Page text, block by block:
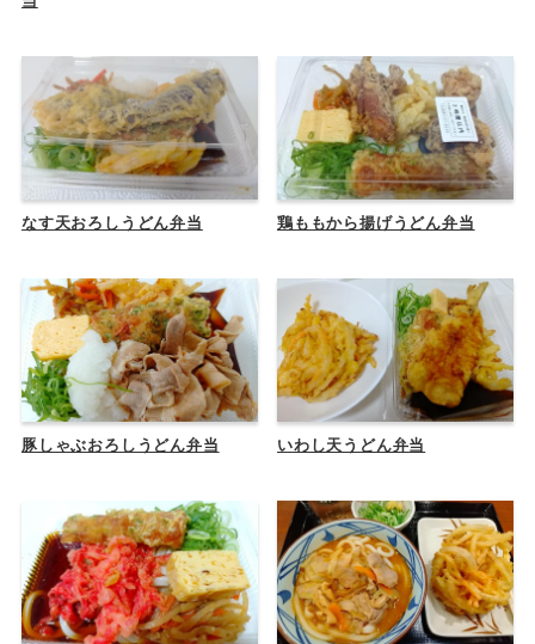
なす天おろしうどん弁当 鶏ももから揚げうどん弁当
豚しゃぶおろしうどん弁当 いわし天うどん弁当